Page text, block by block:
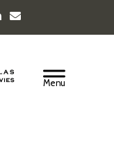
Header